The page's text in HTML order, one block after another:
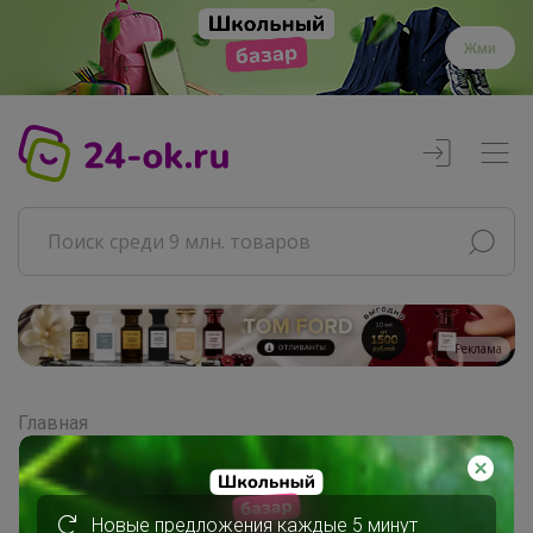
Жми
Реклама
Главная
Совместные покупки
АРХИВ СП
ВЗРОСЛЫЕ СП
Новые предложения каждые 5 минут